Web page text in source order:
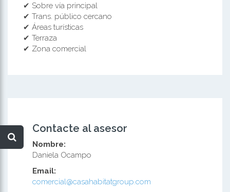
✔ Sobre vía principal
✔ Trans. público cercano
✔ Áreas turísticas
✔ Terraza
✔ Zona comercial
Contacte al asesor
Nombre:
Daniela Ocampo
Email:
comercial@casahabitatgroup.com